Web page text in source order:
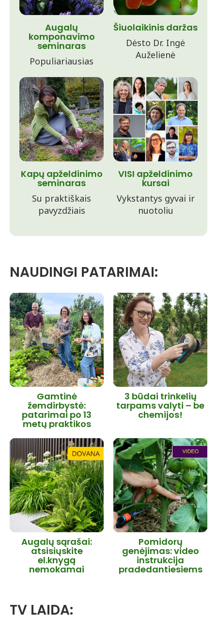
Augalų
komponavimo
seminaras
Populiariausias
Šiuolaikinis daržas
Dėsto Dr. Ingė
Auželienė
Kapų apželdinimo
seminaras
Su praktiškais
pavyzdžiais
VISI apželdinimo
kursai
Vykstantys gyvai ir
nuotoliu
NAUDINGI PATARIMAI:
Gamtinė
žemdirbystė:
patarimai po 13
metų praktikos
3 būdai trinkelių
tarpams valyti – be
chemijos!
Augalų sąrašai:
atsisiųskite
el.knygą
nemokamai
Pomidorų
genėjimas: video
instrukcija
pradedantiesiems
TV LAIDA: